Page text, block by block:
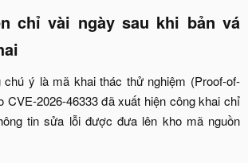
chỉ vài ngày sau khi bản vá
chú ý là mã khai thác thử nghiệm (Proof-of-
CVE-2026-46333 đã xuất hiện công khai chỉ
tin sửa lỗi được đưa lên kho mã nguồn